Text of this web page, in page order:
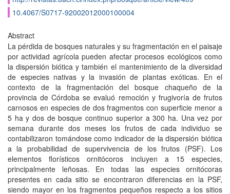
10.4067/S0717-92002012000100004
Abstract
La pérdida de bosques naturales y su fragmentación en el paisaje
por actividad agrícola pueden afectar procesos ecológicos como
la dispersión biótica y también el mantenimiento de la diversidad
de especies nativas y la invasión de plantas exóticas. En el
contexto de la fragmentación del bosque chaqueño de la
provincia de Córdoba se evaluó remoción y frugivoría de frutos
carnosos en especies de dos fragmentos con superficie menor a
5 ha y dos de bosque continuo superior a 300 ha. Una vez por
semana durante dos meses los frutos de cada individuo se
contabilizaron tomándose como indicador de la dispersión biótica
a la probabilidad de supervivencia de los frutos (PSF). Los
elementos florísticos ornitócoros incluyen a 15 especies,
principalmente leñosas. En todas las especies ornitócoras
presentes en cada sitio se encontraron diferencias en la PSF,
siendo mayor en los fragmentos pequeños respecto a los sitios